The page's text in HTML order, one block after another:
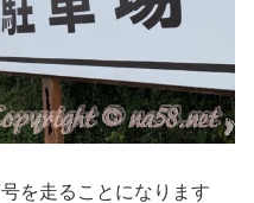
を走ることになります